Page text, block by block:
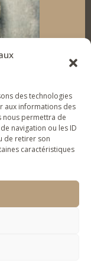
des technologies
aux informations des
nous permettra de
navigation ou les ID
de retirer son
caractéristiques
(re)gain